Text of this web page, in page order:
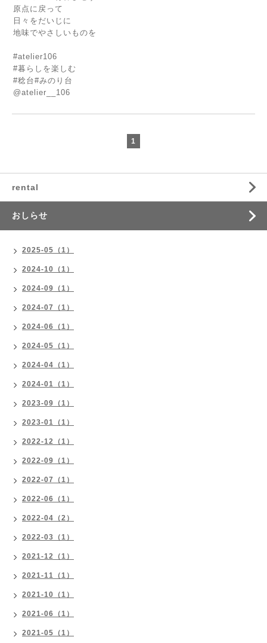
原点に戻って
日々をだいじに
地味でやさしいものを
#atelier106
#暮らしを楽しむ
#稔台#みのり台
@atelier__106
1
rental
おしらせ
2025-05（1）
2024-10（1）
2024-09（1）
2024-07（1）
2024-06（1）
2024-05（1）
2024-04（1）
2024-01（1）
2023-09（1）
2023-01（1）
2022-12（1）
2022-09（1）
2022-07（1）
2022-06（1）
2022-04（2）
2022-03（1）
2021-12（1）
2021-11（1）
2021-10（1）
2021-06（1）
2021-05（1）